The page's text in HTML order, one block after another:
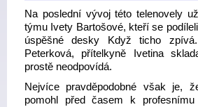
Na poslední vývoj této telenovely
týmu Ivety Bartošové, kteří se
úspěšné desky Když ticho
Peterková, přítelkyně Ivetina
prostě neodpovídá.
Nejvíce pravděpodobné však je,
pomohl před časem k